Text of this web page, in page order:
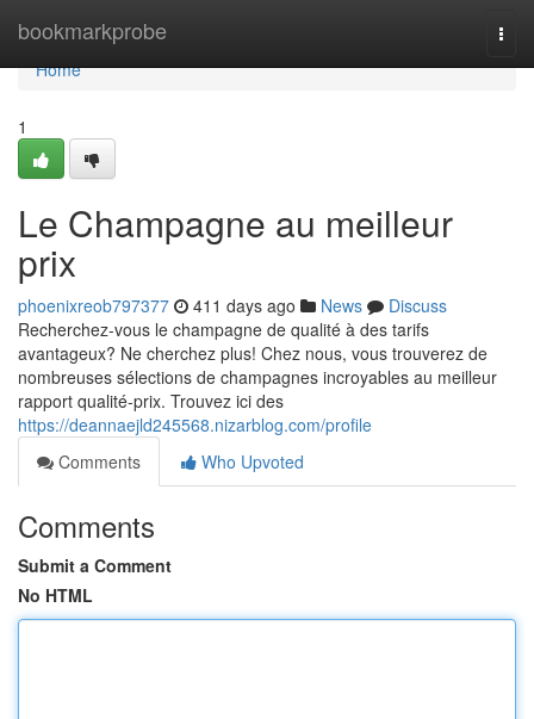
bookmarkprobe
Home
Home
1
Le Champagne au meilleur
prix
phoenixreob797377 411 days ago News
Discuss
Recherchez-vous le champagne de qualité à des tarifs
avantageux? Ne cherchez plus! Chez nous, vous trouverez de
nombreuses sélections de champagnes incroyables au meilleur
rapport qualité-prix. Trouvez ici des
https://deannaejld245568.nizarblog.com/profile
Comments
Who Upvoted
Comments
Submit a Comment
No HTML